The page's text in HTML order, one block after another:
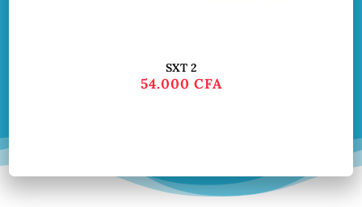
SXT 2
54.000 CFA